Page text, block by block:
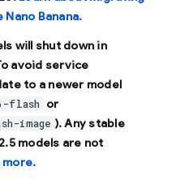
Banana.
will shut down in
avoid service
to a newer model
flash or
image ). Any stable
models are not
more.